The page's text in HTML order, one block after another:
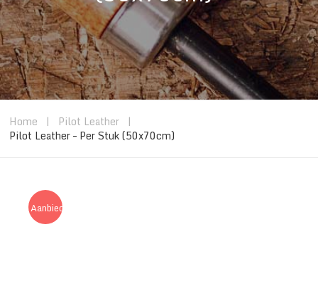
Home | Pilot Leather
|
Pilot Leather – Per Stuk (50x70cm)
Aanbieding!